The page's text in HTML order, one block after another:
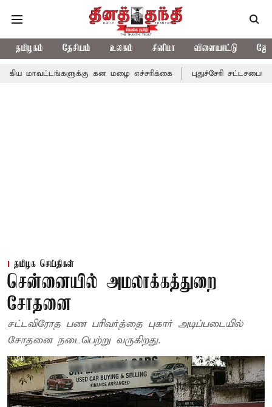
தமிழகம் தேசியம் உலகம் சினிமா விளையாட்டு
கன மழை எச்சரிக்கை புதுச்சேரி சட்டசபையில் வரும்
தமிழக செய்திகள்
சென்னையில் அமலாக்கத்துறை
சோதனை
சட்டவிரோத பண பரிவர்த்தை புகார் அடிப்படையில்
சோதனை நடைபெற்று வருகிறது.